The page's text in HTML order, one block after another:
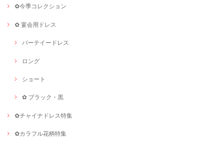
✿今季コレクション
✿ 宴会用ドレス
パーテイードレス
ロング
ショート
✿ ブラック・黒
✿チャイナドレス特集
✿カラフル花柄特集